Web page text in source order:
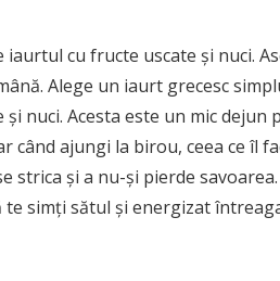
cu fructe uscate și nuci.
Alege un iaurt grecesc
nuci. Acesta este un mic dejun
ajungi la birou, ceea ce îl
strica și a nu-și pierde
simți sătul și energizat